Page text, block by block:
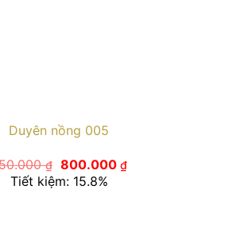
Duyên nồng 005
₫ Giá
gốc
là:
800.000 ₫Giá
hiện
Tiết kiệm: 15.8%